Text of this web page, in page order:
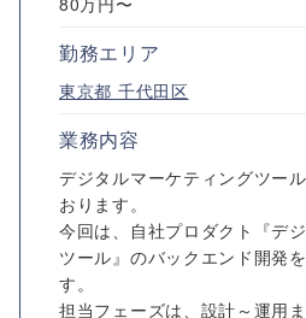
勤務エリア
東京都 千代田区
業務内容
デジタルマーケティングツー
おります。
今回は、自社プロダクト『デ
ツール』のバックエンド開発
す。
担当フェーズは、設計～運用